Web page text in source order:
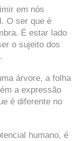
em nós
O ser que é
É estar lado
o sujeito dos
árvore, a folha
a expressão
é diferente no
humano, é